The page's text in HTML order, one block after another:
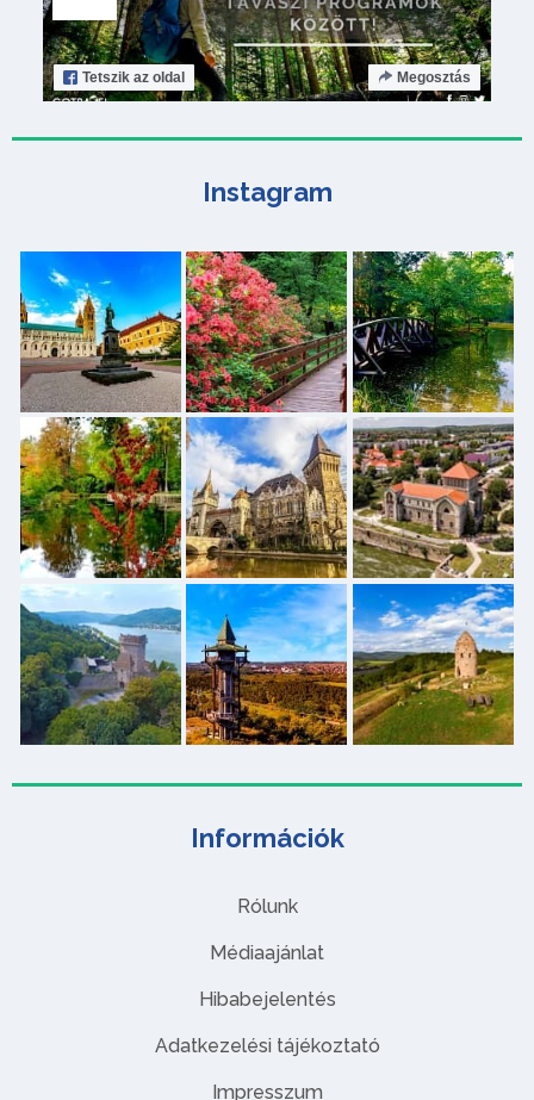
Információk
Rólunk
Médiaajánlat
Hibabejelentés
Adatkezelési tájékoztató
Impresszum
Tetszik az oldal Megosztás
Instagram